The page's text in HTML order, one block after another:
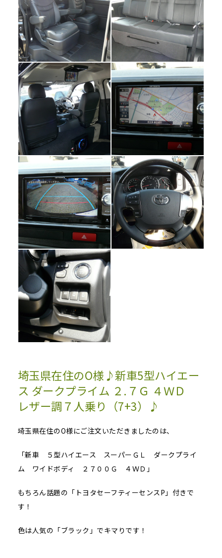
埼玉県在住のO様♪新車5型ハイエー
ス ダークプライム ２.７Ｇ ４ＷＤ
レザー調７人乗り（7+3）♪
埼玉県在住のO様にご注文いただきましたのは、
「新車 ５型ハイエース スーパーＧＬ ダークプライ
ム ワイドボディ ２７００Ｇ ４ＷＤ」
もちろん話題の「トヨタセーフティーセンスP」付きで
す！
色は人気の「ブラック」でキマりです！